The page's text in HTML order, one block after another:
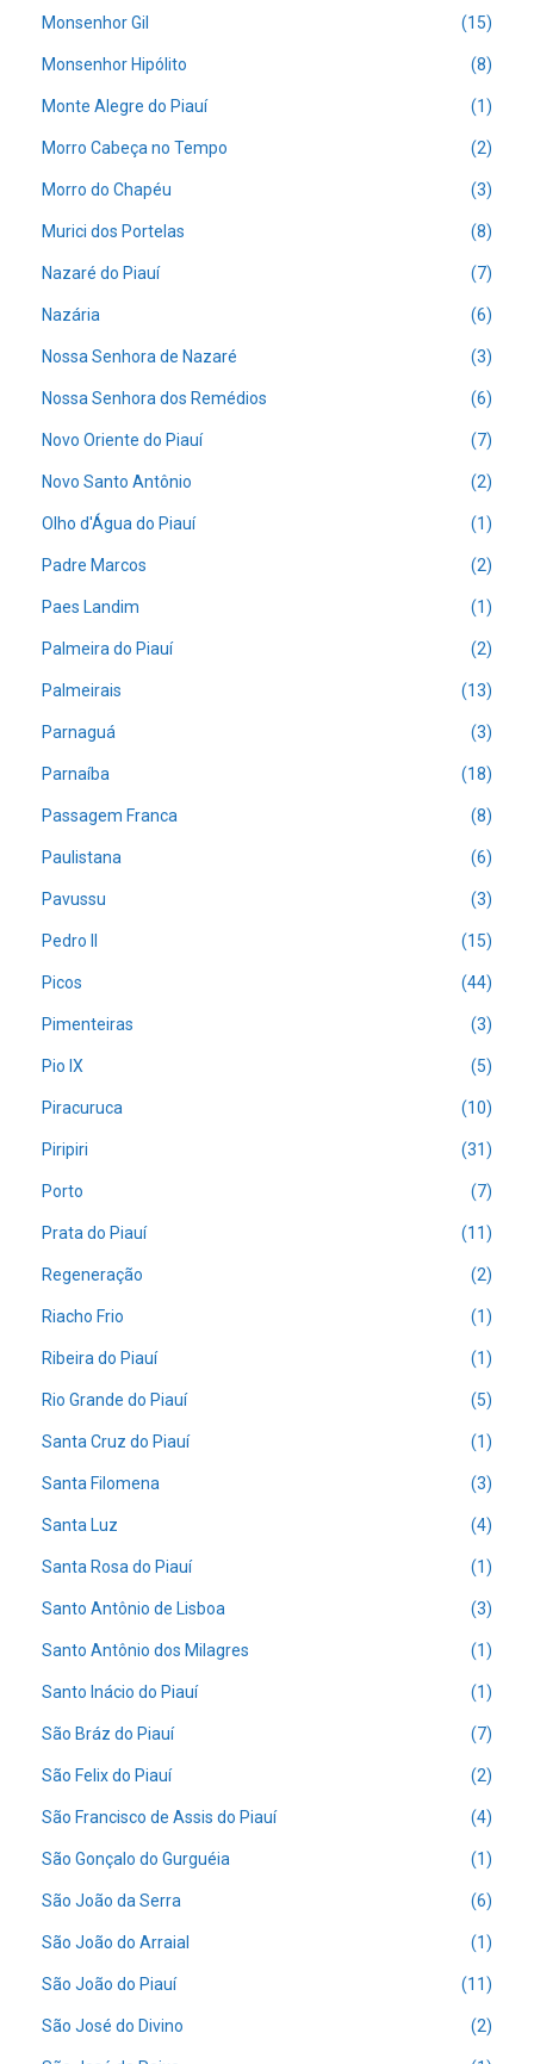
Monsenhor Gil (15)
Monsenhor Hipólito (8)
Monte Alegre do Piauí (1)
Morro Cabeça no Tempo (2)
Morro do Chapéu (3)
Murici dos Portelas (8)
Nazaré do Piauí (7)
Nazária (6)
Nossa Senhora de Nazaré (3)
Nossa Senhora dos Remédios (6)
Novo Oriente do Piauí (7)
Novo Santo Antônio (2)
Olho d'Água do Piauí (1)
Padre Marcos (2)
Paes Landim (1)
Palmeira do Piauí (2)
Palmeirais (13)
Parnaguá (3)
Parnaíba (18)
Passagem Franca (8)
Paulistana (6)
Pavussu (3)
Pedro II (15)
Picos (44)
Pimenteiras (3)
Pio IX (5)
Piracuruca (10)
Piripiri (31)
Porto (7)
Prata do Piauí (11)
Regeneração (2)
Riacho Frio (1)
Ribeira do Piauí (1)
Rio Grande do Piauí (5)
Santa Cruz do Piauí (1)
Santa Filomena (3)
Santa Luz (4)
Santa Rosa do Piauí (1)
Santo Antônio de Lisboa (3)
Santo Antônio dos Milagres (1)
Santo Inácio do Piauí (1)
São Bráz do Piauí (7)
São Felix do Piauí (2)
São Francisco de Assis do Piauí (4)
São Gonçalo do Gurguéia (1)
São João da Serra (6)
São João do Arraial (1)
São João do Piauí (11)
São José do Divino (2)